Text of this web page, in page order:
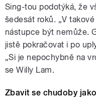
Sing-tou podotýká, že
šedesát roků. „V
nástupce být nemůže.
jistě pokračovat i po
„Si je nepochybně na
se Willy Lam.
Zbavit se chudoby